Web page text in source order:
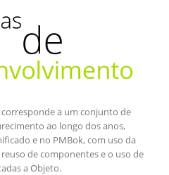
corresponde a um conjunto de
ao longo dos anos,
e no PMBok, com uso da
de componentes e o uso de
a Objeto.